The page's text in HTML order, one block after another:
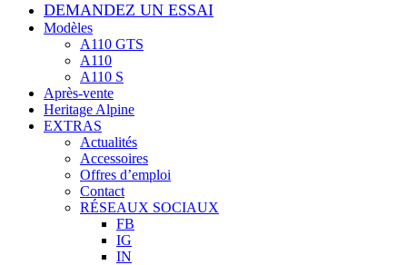
DEMANDEZ UN ESSAI
Modèles
A110 GTS
A110
A110 S
Après-vente
Heritage Alpine
EXTRAS
Actualités
Accessoires
Offres d’emploi
Contact
RÉSEAUX SOCIAUX
FB
IG
IN